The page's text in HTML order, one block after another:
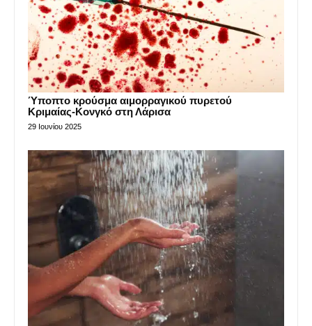
Ύποπτο κρούσμα αιμορραγικού πυρετού
Κριμαίας-Κονγκό στη Λάρισα
29 Ιουνίου 2025